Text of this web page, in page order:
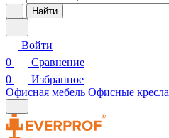
Найти
Войти
0
Сравнение
0
Избранное
Офисная мебель Офисные кресла